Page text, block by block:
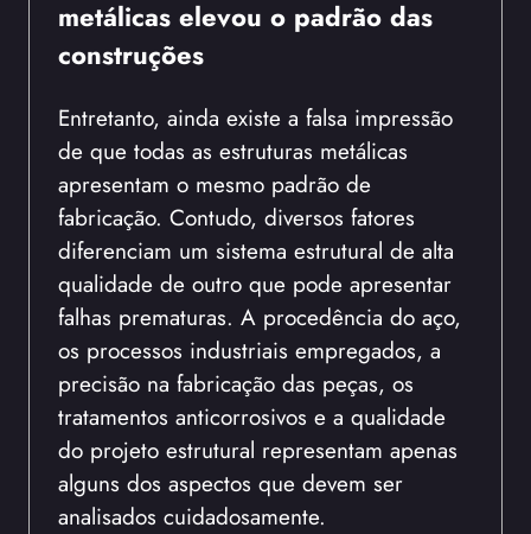
metálicas elevou o padrão das
construções
Entretanto, ainda existe a falsa impressão
de que todas as estruturas metálicas
apresentam o mesmo padrão de
fabricação. Contudo, diversos fatores
diferenciam um sistema estrutural de alta
qualidade de outro que pode apresentar
falhas prematuras. A procedência do aço,
os processos industriais empregados, a
precisão na fabricação das peças, os
tratamentos anticorrosivos e a qualidade
do projeto estrutural representam apenas
alguns dos aspectos que devem ser
analisados cuidadosamente.